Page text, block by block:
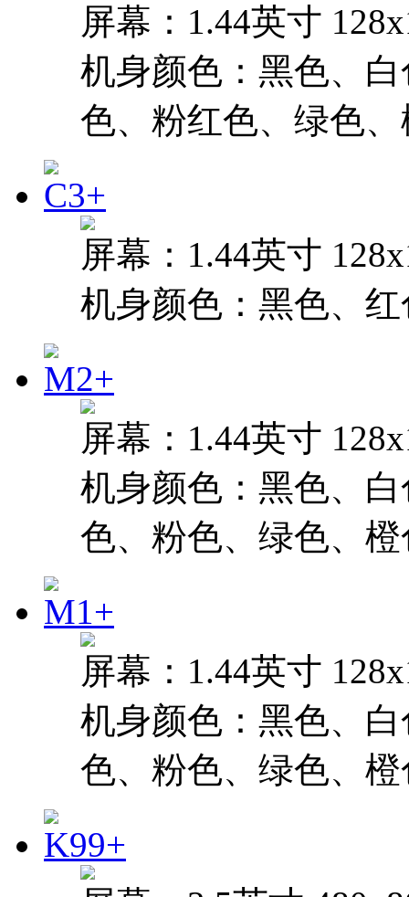
屏幕：1.44英寸
机身颜色：黑色、
色、粉红色、绿色
屏幕：1.44英寸
机身颜色：黑色、
屏幕：1.44英寸
机身颜色：黑色、
色、粉色、绿色、橙
屏幕：1.44英寸
机身颜色：黑色、
色、粉色、绿色、橙